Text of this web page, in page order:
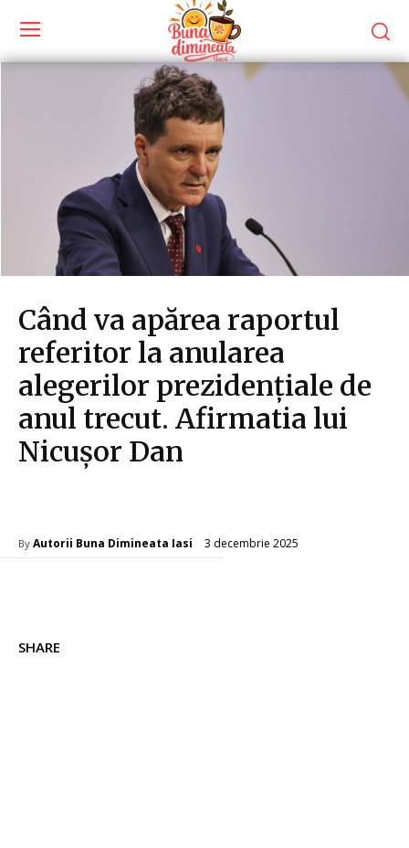
Când va apărea raportul
referitor la anularea
alegerilor prezidențiale de
anul trecut. Afirmatia lui
Nicușor Dan
By Autorii Buna Dimineata Iasi 3 decembrie 2025
SHARE